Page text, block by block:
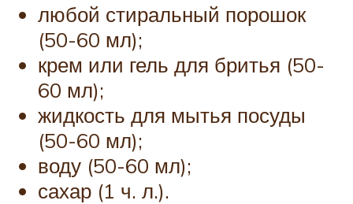
любой стиральный порошок
(50-60 мл);
крем или гель для бритья (50-
60 мл);
жидкость для мытья посуды
(50-60 мл);
воду (50-60 мл);
сахар (1 ч. л.).